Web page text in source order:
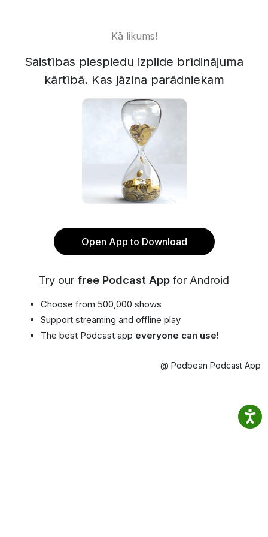
Kā likums!
Saistības piespiedu izpilde brīdinājuma
kārtībā. Kas jāzina parādniekam
Open App to Download
Try our free Podcast App for Android
Choose from 500,000 shows
Support streaming and offline play
The best Podcast app everyone can use!
@ Podbean Podcast App